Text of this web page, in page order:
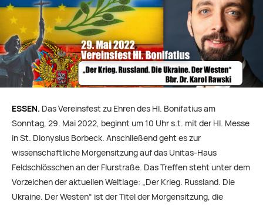
ESSEN. Das Vereinsfest zu Ehren des Hl. Bonifatius am
Sonntag, 29. Mai 2022, beginnt um 10 Uhr s.t. mit der Hl. Messe
in St. Dionysius Borbeck. Anschließend geht es zur
wissenschaftliche Morgensitzung auf das Unitas-Haus
Feldschlösschen an der Flurstraße. Das Treffen steht unter dem
Vorzeichen der aktuellen Weltlage: „Der Krieg. Russland. Die
Ukraine. Der Westen“ ist der Titel der Morgensitzung, die